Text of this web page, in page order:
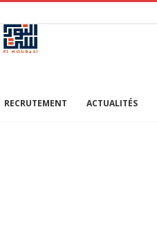
RECRUTEMENT ACTUALITÉS